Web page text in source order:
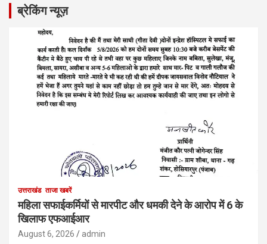
ब्रेकिंग न्यूज़
उत्तराखंड ताजा खबरें
महिला सफाईकर्मियों से मारपीट और धमकी देने के आरोप में 6 के
खिलाफ एफआईआर
August 6, 2026 admin